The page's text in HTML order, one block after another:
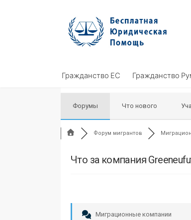
Гражданство ЕС Гражданство
Форумы Что нового
Форум мигрантов
Что за компания
Миграционные компании